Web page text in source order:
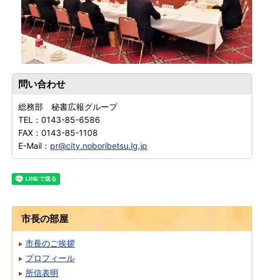
問い合わせ
総務部 秘書広報グループ
TEL： 0143-85-6586
FAX： 0143-85-1108
E-Mail： pr@city.noboribetsu.lg.jp
市長の部屋
市長のご挨拶
プロフィール
所信表明